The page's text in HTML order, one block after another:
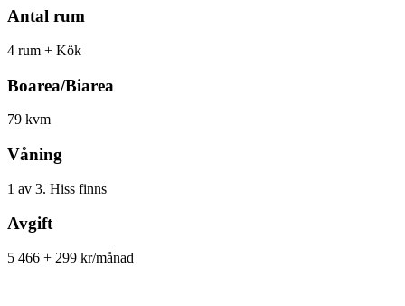
Antal rum
4 rum + Kök
Boarea/Biarea
79 kvm
Våning
1 av 3. Hiss finns
Avgift
5 466 + 299 kr/månad